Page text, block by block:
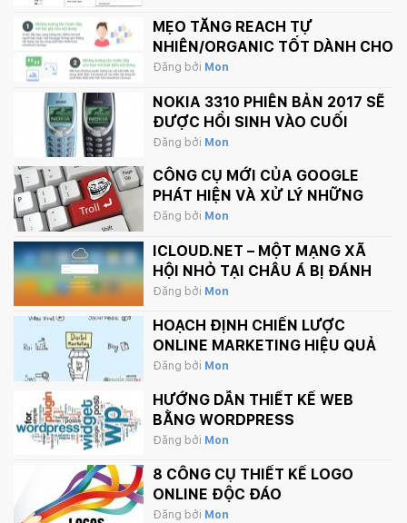
MẸO TĂNG REACH TỰ
NHIÊN/ORGANIC TỐT DÀNH CHO
FANPAGE CỦA BẠN
Đăng bởi Mon
NOKIA 3310 PHIÊN BẢN 2017 SẼ
ĐƯỢC HỒI SINH VÀO CUỐI
THÁNG 2 NÀY
Đăng bởi Mon
CÔNG CỤ MỚI CỦA GOOGLE
PHÁT HIỆN VÀ XỬ LÝ NHỮNG
BÌNH LUẬN PHẢN CẢM TRÊN
Đăng bởi Mon
ICLOUD.NET – MỘT MẠNG XÃ
HỘI NHỎ TẠI CHÂU Á BỊ ĐÁNH
SẬP BỞI APPLE.
Đăng bởi Mon
HOẠCH ĐỊNH CHIẾN LƯỢC
ONLINE MARKETING HIỆU QUẢ
Đăng bởi Mon
HƯỚNG DẪN THIẾT KẾ WEB
BẰNG WORDPRESS
Đăng bởi Mon
8 CÔNG CỤ THIẾT KẾ LOGO
ONLINE ĐỘC ĐÁO
Đăng bởi Mon